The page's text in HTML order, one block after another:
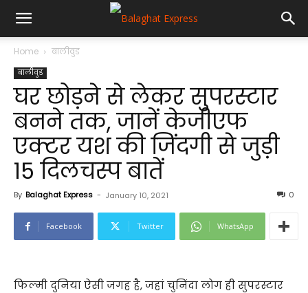
Home बालीवुड
बालीवुड
घर छोड़ने से लेकर सुपरस्टार
बनने तक, जानें केजीएफ
एक्टर यश की जिंदगी से जुड़ी
15 दिलचस्प बातें
By Balaghat Express - January 10, 2021 0
Facebook Twitter WhatsApp
फिल्मी दुनिया ऐसी जगह है, जहां चुनिंदा लोग ही सुपरस्टार